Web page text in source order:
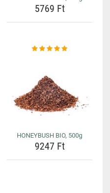
5769 Ft
HONEYBUSH BIO, 500g
9247 Ft